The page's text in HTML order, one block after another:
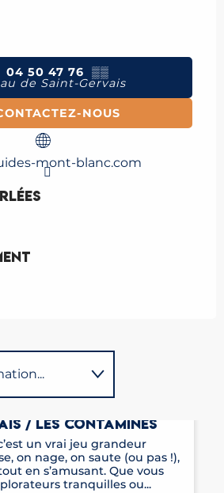
04 50 47 76 ▒▒
de Saint-Gervais
NOUS
mont-blanc.com
/ LES CONTAMINES
un vrai jeu grandeur
on nage, on saute (ou pas !),
en s’amusant. Que vous
tranquilles ou...